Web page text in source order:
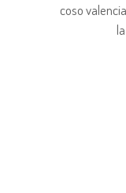
coso